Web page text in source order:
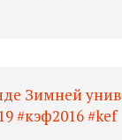
Зимней
#кэф2016 #kef